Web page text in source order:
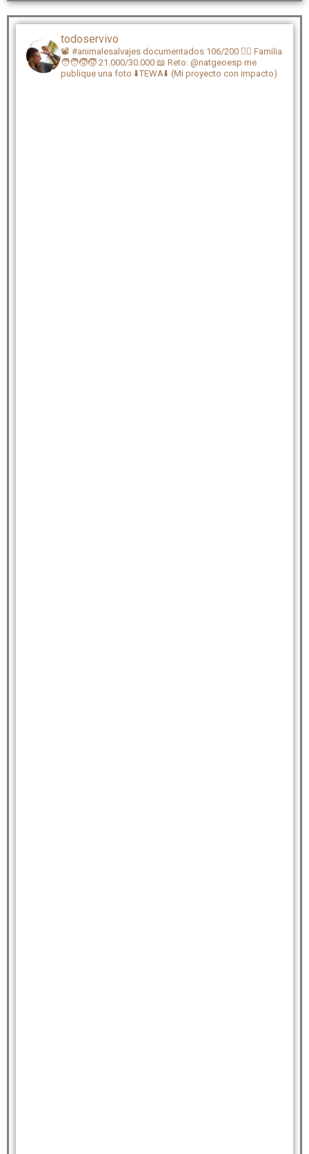
todoservivo
📽️ #animalesalvajes documentados 106/200 🏴‍☠️ Familia
🧑‍🧑‍🧒‍🧒 21.000/30.000 📖 Reto: @natgeoesp me
publique una foto ⬇️TEWA⬇️ (Mi proyecto con impacto)